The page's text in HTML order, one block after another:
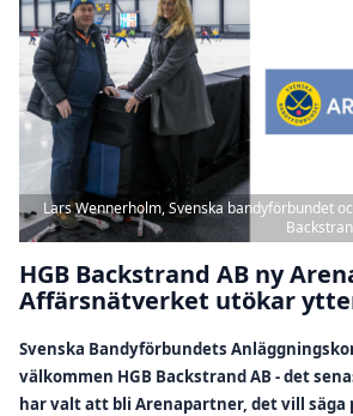
Lars Wennerholm, Svenska bandyförbundet
HGB Backstrand AB ny
Affärsnätverket utökar
Svenska Bandyförbundets
välkommen HGB Backstrand AB - det
har valt att bli Arenapartner, det vill säga